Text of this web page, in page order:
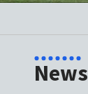
News